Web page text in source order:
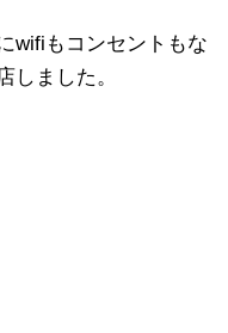
wifiもコンセントもな
しました。